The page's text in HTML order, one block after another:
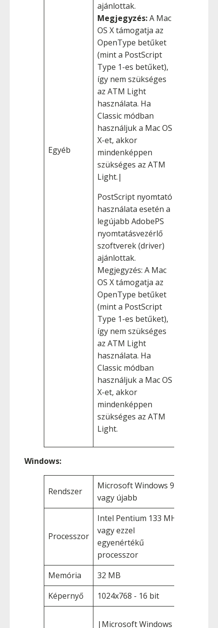
Egyéb
ajánlottak.
Megjegyzés:A Mac
OS X támogatja az
OpenType betűket
(mint a PostScript
Type 1-es betűket),
így nem szükséges
az ATM Light
használata. Ha
Classic módban
használjuk a Mac OS
X-et, akkor
mindenképpen
szükséges az ATM
Light.|
PostScript nyomtató
használata esetén a
legújabb AdobePS
nyomtatásvezérlő
szoftverek (driver)
ajánlottak.
Megjegyzés: A Mac
OS X támogatja az
OpenType betűket
(mint a PostScript
Type 1-es betűket),
így nem szükséges
az ATM Light
használata. Ha
Classic módban
használjuk a Mac OS
X-et, akkor
mindenképpen
szükséges az ATM
Light.
Windows:
Rendszer
Microsoft Windows 98,
vagy újabb
Processzor
Intel Pentium 133 MHz
vagy ezzel
egyenértékű
processzor
Memória
32 MB
Képernyő
1024x768 - 16 bit
|Microsoft Windows